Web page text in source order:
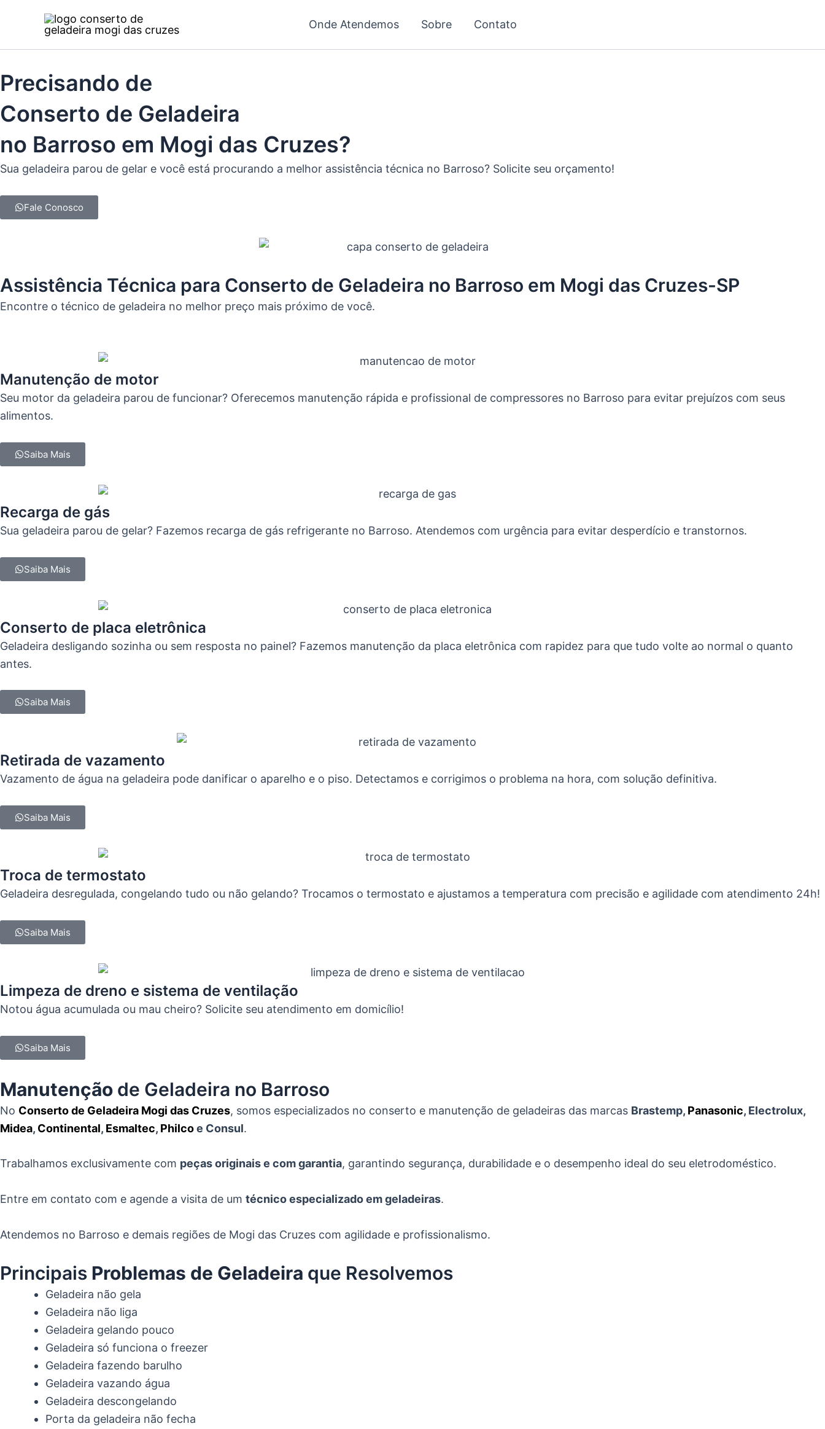
Onde Atendemos Sobre Contato
Precisando de
Conserto de Geladeira
no Barroso em Mogi das Cruzes?
Sua geladeira parou de gelar e você está procurando a melhor assistência técnica no Barroso? Solicite seu orçamento!
Fale Conosco
Assistência Técnica para Conserto de Geladeira no Barroso em Mogi das Cruzes-SP
Encontre o técnico de geladeira no melhor preço mais próximo de você.
Manutenção de motor
Seu motor da geladeira parou de funcionar? Oferecemos manutenção rápida e profissional de compressores no Barroso para evitar prejuízos com seus
alimentos.
Saiba Mais
Recarga de gás
Sua geladeira parou de gelar? Fazemos recarga de gás refrigerante no Barroso. Atendemos com urgência para evitar desperdício e transtornos.
Saiba Mais
Conserto de placa eletrônica
Geladeira desligando sozinha ou sem resposta no painel? Fazemos manutenção da placa eletrônica com rapidez para que tudo volte ao normal o quanto
antes.
Saiba Mais
Retirada de vazamento
Vazamento de água na geladeira pode danificar o aparelho e o piso. Detectamos e corrigimos o problema na hora, com solução definitiva.
Saiba Mais
Troca de termostato
Geladeira desregulada, congelando tudo ou não gelando? Trocamos o termostato e ajustamos a temperatura com precisão e agilidade com atendimento 24h!
Saiba Mais
Limpeza de dreno e sistema de ventilação
Notou água acumulada ou mau cheiro? Solicite seu atendimento em domicílio!
Saiba Mais
Manutenção de Geladeira no Barroso
No Conserto de Geladeira Mogi das Cruzes, somos especializados no conserto e manutenção de geladeiras das marcas Brastemp, Panasonic, Electrolux,
Midea, Continental, Esmaltec, Philcoe Consul.
Trabalhamos exclusivamente com peças originais e com garantia, garantindo segurança, durabilidade e o desempenho ideal do seu eletrodoméstico.
Entre em contato com e agende a visita de um técnico especializado em geladeiras.
Atendemos no Barroso e demais regiões de Mogi das Cruzes com agilidade e profissionalismo.
Principais Problemas de Geladeira que Resolvemos
Geladeira não gela
Geladeira não liga
Geladeira gelando pouco
Geladeira só funciona o freezer
Geladeira fazendo barulho
Geladeira vazando água
Geladeira descongelando
Porta da geladeira não fecha